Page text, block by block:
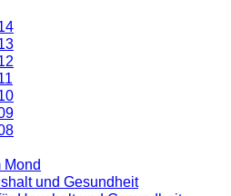
und Gesundheit